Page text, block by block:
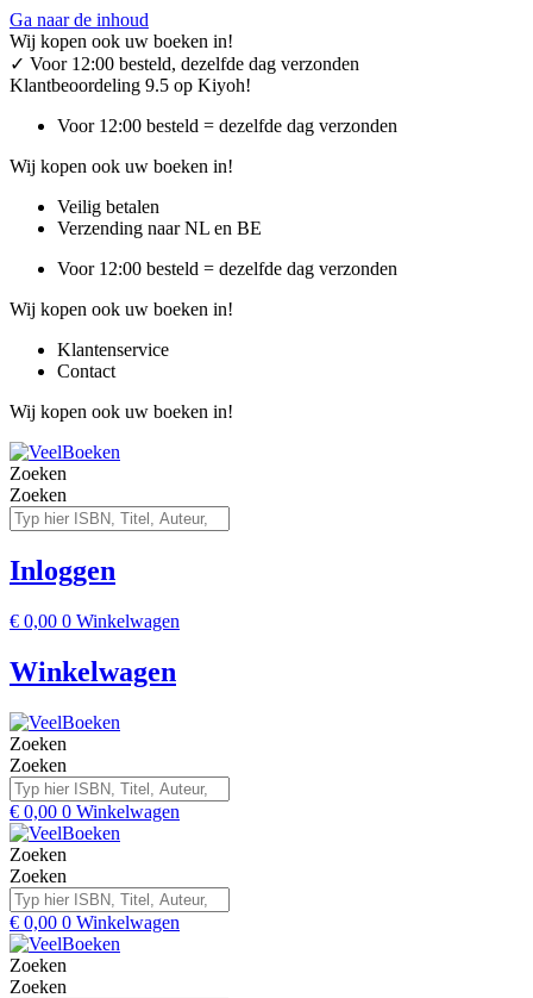
Ga naar de inhoud
Wij kopen ook uw boeken in!
✓ Voor 12:00 besteld, dezelfde dag verzonden
Klantbeoordeling 9.5 op Kiyoh!
Voor 12:00 besteld = dezelfde dag verzonden
Wij kopen ook uw boeken in!
Veilig betalen
Verzending naar NL en BE
Voor 12:00 besteld = dezelfde dag verzonden
Wij kopen ook uw boeken in!
Klantenservice
Contact
Wij kopen ook uw boeken in!
Zoeken
Zoeken
Inloggen
€ 0,00 0 Winkelwagen
Winkelwagen
Zoeken
Zoeken
€ 0,00 0 Winkelwagen
Zoeken
Zoeken
€ 0,00 0 Winkelwagen
Zoeken
Zoeken